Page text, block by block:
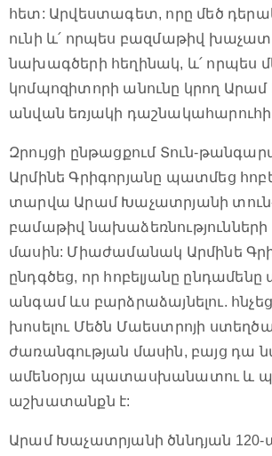
հետ: Արվեստագետ, որը մեծ
ունի և՛ որպես բազմաթիվ
նախագծերի հեղինակ, և՛ որպես
կոմպոզիտորի անունը կրող
անվան եռյակի
Զրույցի ընթացքում Տուն-
Արմինե Գրիգորյանը պատմեց
տարվա Արամ Խաչատրյանի
բամաթիվ նախաձեռնությունների
մասին: Միաժամանակ Արմինե
ընդգծեց, որ հոբելյանը ընդամենը
անգամ ևս բարձրաձայնելու.
խոսելու Մեծն Մաեստրոյի
ժառանգության մասին, բայց դա
ամենօրյա պատասխանատու և
աշխատանքն է:
Արամ Խաչատրյանի ծննդյան 120-